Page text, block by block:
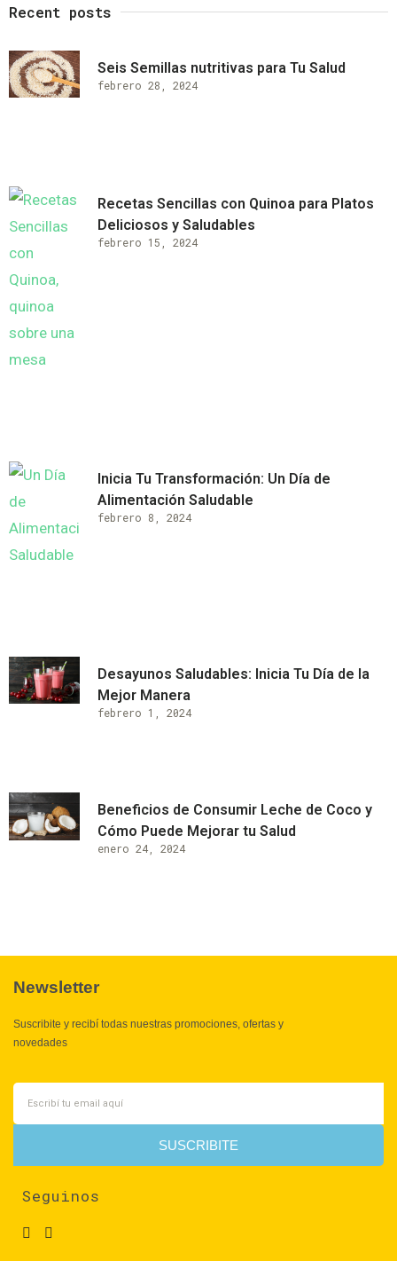
Recent posts
Seis Semillas nutritivas para Tu Salud
febrero 28, 2024
Recetas Sencillas con Quinoa para Platos
Deliciosos y Saludables
febrero 15, 2024
Inicia Tu Transformación: Un Día de
Alimentación Saludable
febrero 8, 2024
Desayunos Saludables: Inicia Tu Día de la
Mejor Manera
febrero 1, 2024
Beneficios de Consumir Leche de Coco y
Cómo Puede Mejorar tu Salud
enero 24, 2024
Newsletter
Suscribite y recibí todas nuestras promociones, ofertas y
novedades
SUSCRIBITE
Seguinos